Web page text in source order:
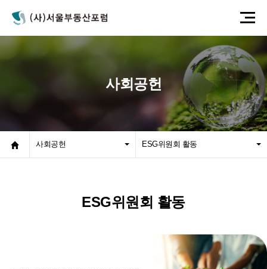
사회공헌
사회공헌 ESG위원회 활동
ESG위원회 활동